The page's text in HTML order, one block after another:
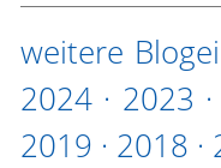
weitere
2024 · 2023 ·
2019 · 2018 ·